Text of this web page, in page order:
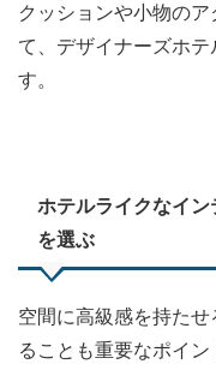
クッションや小物の
て、デザイナーズホ
す。
ホテルライクなイ
を選ぶ
空間に高級感を持た
ることも重要なポイン